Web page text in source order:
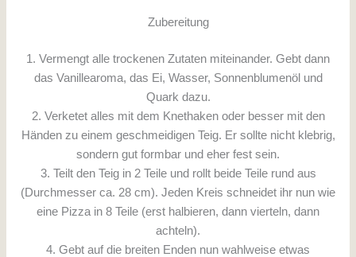
Zubereitung
1. Vermengt alle trockenen Zutaten miteinander. Gebt dann
das Vanillearoma, das Ei, Wasser, Sonnenblumenöl und
Quark dazu.
2. Verketet alles mit dem Knethaken oder besser mit den
Händen zu einem geschmeidigen Teig. Er sollte nicht klebrig,
sondern gut formbar und eher fest sein.
3. Teilt den Teig in 2 Teile und rollt beide Teile rund aus
(Durchmesser ca. 28 cm). Jeden Kreis schneidet ihr nun wie
eine Pizza in 8 Teile (erst halbieren, dann vierteln, dann
achteln).
4. Gebt auf die breiten Enden nun wahlweise etwas